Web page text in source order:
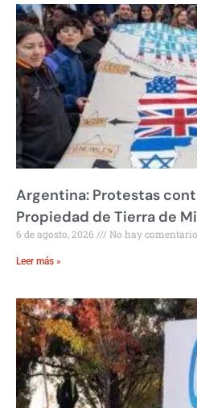
Argentina: Protestas
Propiedad de Tierra de
6 de agosto, 2026 No hay
Leer más »